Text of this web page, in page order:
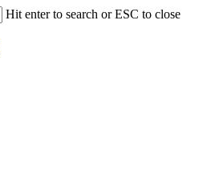
Hit enter to search or ESC to close